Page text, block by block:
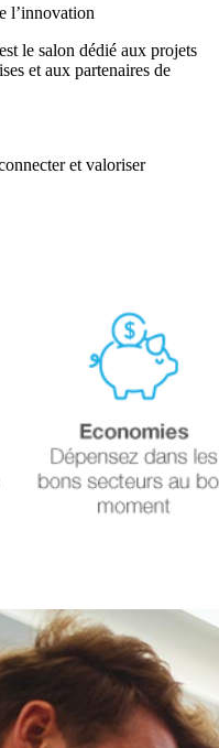
l’innovation
le salon dédié aux projets
et aux partenaires de
et valoriser